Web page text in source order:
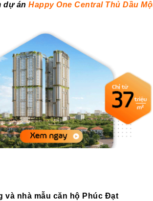
dự án Happy One Central Thủ Dầu
và nhà mẫu căn hộ Phúc Đạt